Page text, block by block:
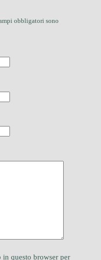
obbligatori sono
questo browser per